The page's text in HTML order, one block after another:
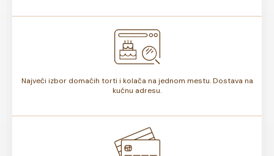
Najveći izbor domaćih torti i kolača na jednom mestu. Dostava na
kućnu adresu.